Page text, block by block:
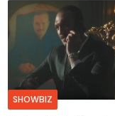
SHOWBIZ